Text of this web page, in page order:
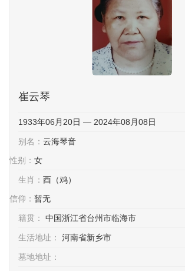
崔云琴
1933年06月20日 — 2024年08月08日
别名： 云海琴音
性别： 女
生肖： 酉（鸡）
信仰： 暂无
籍贯： 中国浙江省台州市临海市
生活地址： 河南省新乡市
墓地地址：